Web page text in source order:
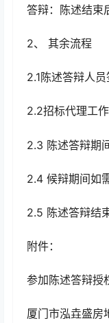
答辩：陈述结束
2、 其余流程
2.1陈述答辩人
2.2招标代理工
2.3 陈述答辩期
2.4 候辩期间如
2.5 陈述答辩结
附件：
参加陈述答辩授
厦门市泓垚盛房